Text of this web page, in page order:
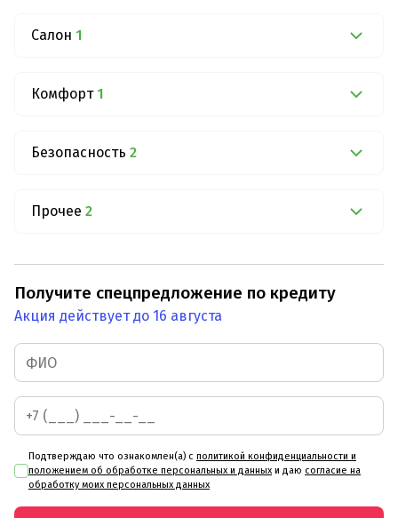
Салон 1
Комфорт 1
Безопасность 2
Прочее 2
Получите спецпредложение по кредиту
Акция действует до 16 августа
Подтверждаю что ознакомлен(а) с политикой конфиденциальности и
положением об обработке персональных и данных и даю согласие на
обработку моих персональных данных